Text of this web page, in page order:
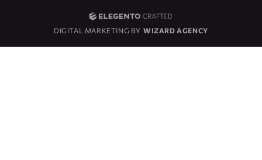
DIGITAL MARKETING BY WIZARD AGENCY